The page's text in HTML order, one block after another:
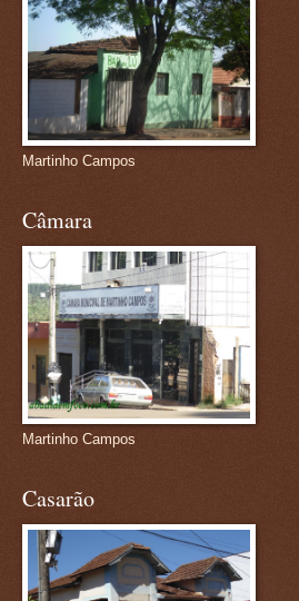
Martinho Campos
Câmara
Martinho Campos
Casarão